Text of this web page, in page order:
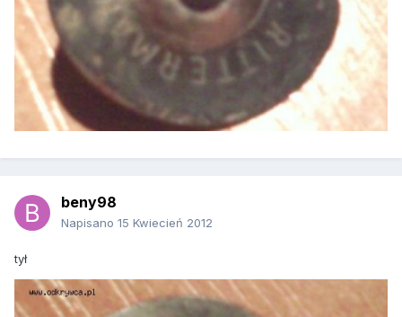
beny98
Napisano 15 Kwiecień 2012
tył